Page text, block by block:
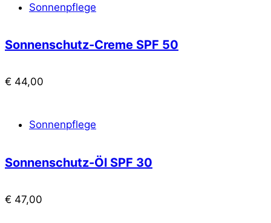
Sonnenpflege
Sonnenschutz-Creme SPF 50
€ 44,00
Sonnenpflege
Sonnenschutz-Öl SPF 30
€ 47,00